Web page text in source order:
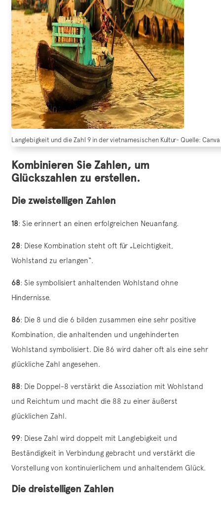
Langlebigkeit und die Zahl 9 in der vietnamesischen Kultur- Quelle: Canva
Kombinieren Sie Zahlen, um
Glückszahlen zu erstellen.
Die zweistelligen Zahlen
18: Sie erinnert an einen erfolgreichen Neuanfang.
28: Diese Kombination steht oft für „Leichtigkeit,
Wohlstand zu erlangen“.
68: Sie symbolisiert anhaltenden Wohlstand ohne
Hindernisse.
86: Die 8 und die 6 bilden zusammen eine sehr positive
Kombination, die anhaltenden und ungehinderten
Wohlstand symbolisiert. Die 86 wird daher oft als eine sehr
glückliche Zahl angesehen.
88: Die Doppel-8 verstärkt die Assoziation mit Wohlstand
und Reichtum und macht die 88 zu einer äußerst
glücklichen Zahl.
99: Diese Zahl wird doppelt mit Langlebigkeit und
Beständigkeit in Verbindung gebracht und verstärkt die
Vorstellung von kontinuierlichem und anhaltendem Glück.
Die dreistelligen Zahlen